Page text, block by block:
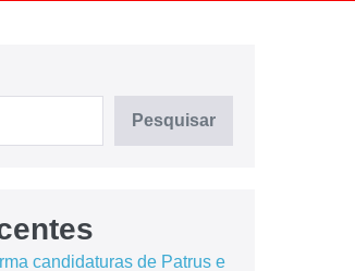
Pesquisar
candidaturas de Patrus e